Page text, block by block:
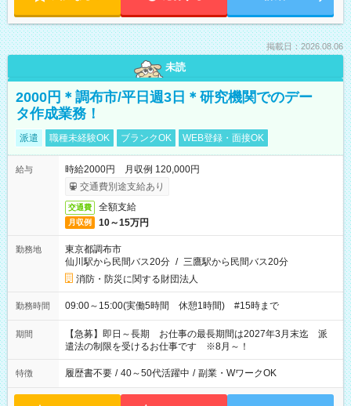
掲載日：2026.08.06
未読
2000円＊調布市/平日週3日＊研究機関でのデー
タ作成業務！
派遣 職種未経験OK ブランクOK WEB登録・面接OK
給与
時給2000円 月収例 120,000円
交通費別途支給あり
交通費 全額支給
月収例 10～15万円
勤務地
東京都調布市
仙川駅から民間バス20分 / 三鷹駅から民間バス20分
消防・防災に関する財団法人
勤務時間 09:00～15:00(実働5時間 休憩1時間) #15時まで
期間
【急募】即日～長期 お仕事の最長期間は2027年3月末迄 派
遣法の制限を受けるお仕事です ※8月～！
特徴 履歴書不要 / 40～50代活躍中 / 副業・WワークOK